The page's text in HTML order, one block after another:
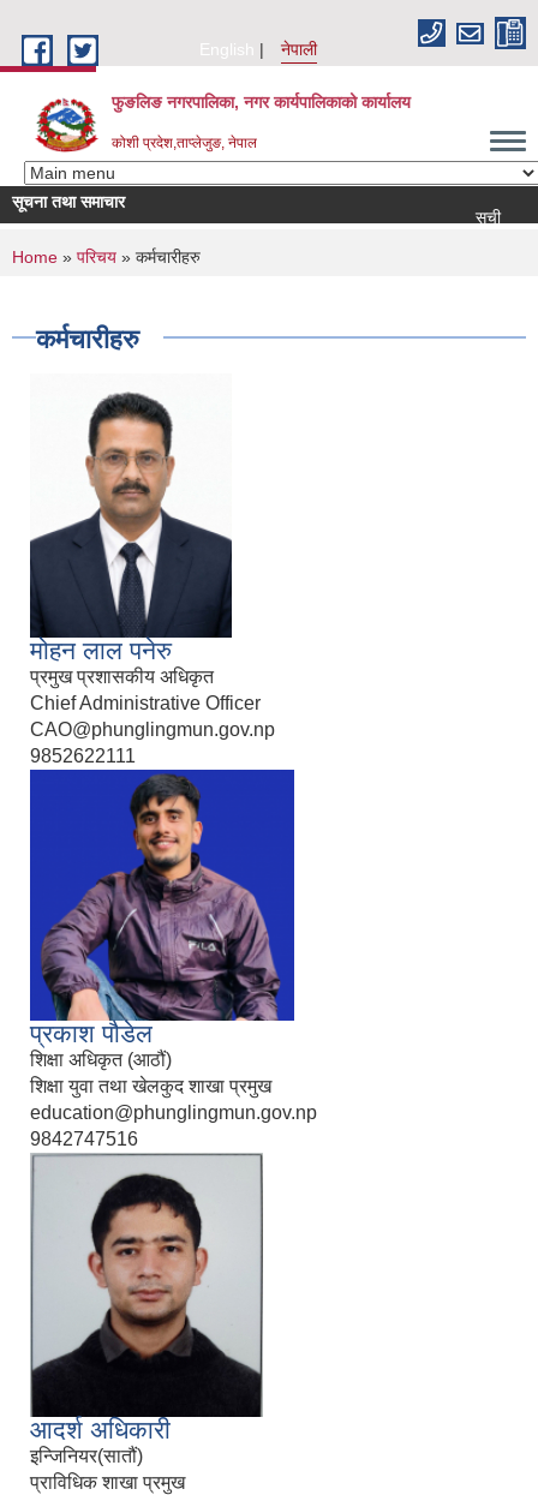
English
नेपाली
फुङलिङ नगरपालिका, नगर कार्यपालिकाको कार्यालय
कोशी प्रदेश,ताप्लेजुङ, नेपाल
सूचना तथा समाचार
सूची दर्ता आह्वान
You are here
Home » परिचय » कर्मचारीहरु
कर्मचारीहरु
मोहन लाल पनेरु
प्रमुख प्रशासकीय अधिकृत
Chief Administrative Officer
CAO@phunglingmun.gov.np
9852622111
प्रकाश पौडेल
शिक्षा अधिकृत (आठौं)
शिक्षा युवा तथा खेलकुद शाखा प्रमुख
education@phunglingmun.gov.np
9842747516
आदर्श अधिकारी
इन्जिनियर(सातौं)
प्राविधिक शाखा प्रमुख